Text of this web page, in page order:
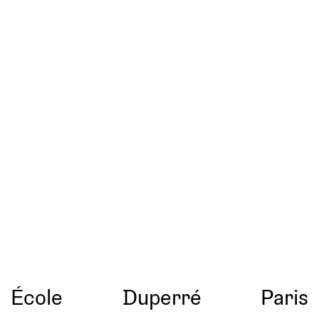
École Duperré Paris